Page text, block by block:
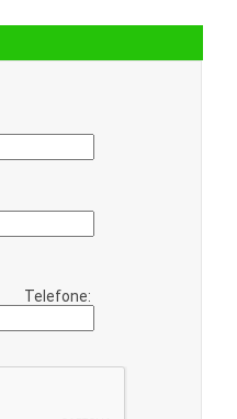
Telefone: